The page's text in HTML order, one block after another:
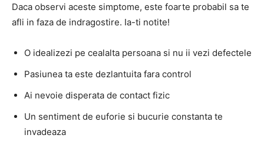
Daca observi aceste simptome, este foarte probabil sa te
afli in faza de indragostire. Ia-ti notite!
O idealizezi pe cealalta persoana si nu ii vezi defectele
Pasiunea ta este dezlantuita fara control
Ai nevoie disperata de contact fizic
Un sentiment de euforie si bucurie constanta te
invadeaza